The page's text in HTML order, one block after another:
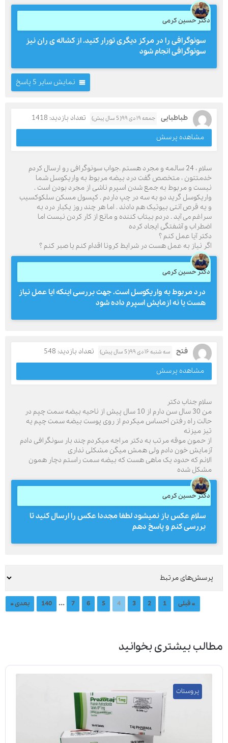
دکتر حسین کرمی
سونوگرافی را در مرکز دیگری تورار کنید. از کشاله ی ران نیز
سونوگرافی انجام شود
نمایش سایر 5 پاسخ
طباطبایی جمعه ۱۹ دی ۹۹( 5 سال پیش)
تعداد بازدید: 1418
مشاهده پرسش
سلام ، 24 سالمه و مجرد هستم .جواب سونوگرافی رو ارسال کردم
خدمتتون ، متخصص گفت درد بیضه مربوط به واریکوسل شما
نیست و مربوط به جمع شدن اسپرم ناشی از مجرد بودن است .
واریکوسل گرید دو به سه در چپ داردم . کپسول مسکن سلکوکسیب
و یه قرص آنتی بیوتیک هم دادند . اما هر چند روز یکبار درد به
سراغم می آید . دردم بیتاب کننده و مانع از کار کردن نیست اما
اضطراب و آشفتگی ایجاد کرده
دکتر آیا عمل کنم ؟
اگر نیاز به عمل هست در شرایط کرونا اقدام کنم یا صبر کنم ؟
دکتر حسین کرمی
درد مربوط به واریکوسل است. جهت بررسی اینکه ایا عمل نیاز
هست یا نه ازمایش اسپرم داده شود
فتح سه شنبه ۱۶ دی ۹۹( 5 سال پیش)
تعداد بازدید: 548
مشاهده پرسش
سلام جناب دکتر
من 30 سال سن دارم از 10 سال پیش از ناحیه بیضه سمت چپم در
حالت راه رفتن احساس میکردم از روی پوست بیضه سمت چپم یه
تیز میزنه
از حمون موقه مرتب به دکتر مراجه میکردم چند بار سونگرافی دادم
آزمایش خون دادم ولی همش میگن مشکلی نداری
الانم که حدود یک ماهی هست که بیضه سمت راستم دچار همون
مشکل شده
دکتر حسین کرمی
سلام عکس باز نمیشود لطفا مجددا عکس را ارسال کنید تا
بررسی کنم و پاسخ دهم
« قبلی 1
2
3
4
5
6
7
...
140 بعدی »
مطالب بیشتری بخوانید
پروستات